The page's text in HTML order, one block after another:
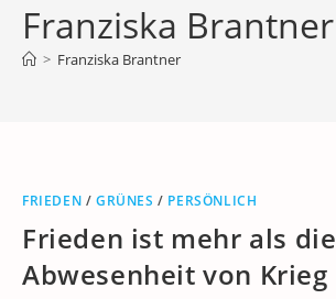
Franziska Brantner
> Franziska Brantner
FRIEDEN /GRÜNES / PERSÖNLICH
Frieden ist mehr als die
Abwesenheit von Krieg